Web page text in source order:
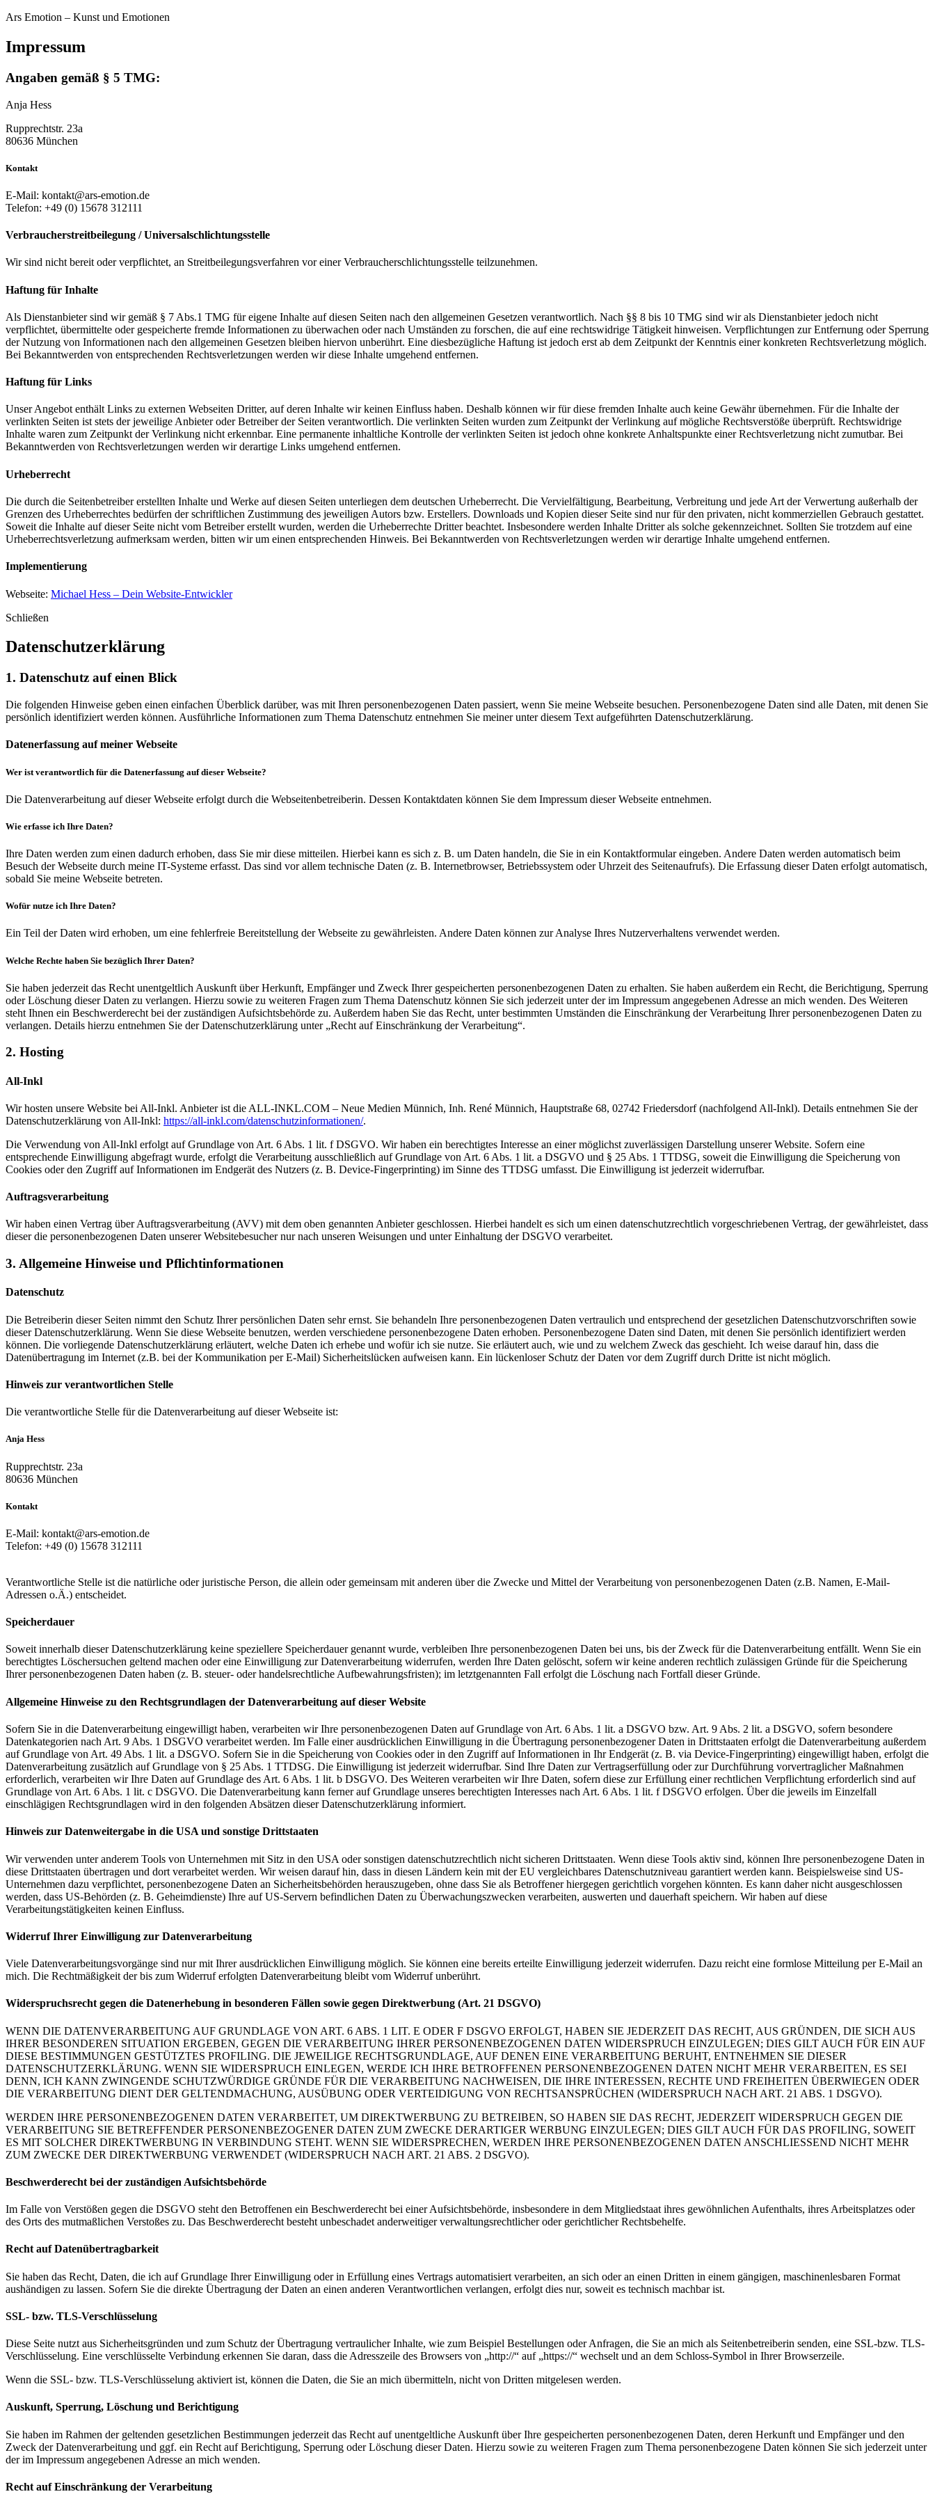
Ars Emotion – Kunst und Emotionen
Impressum
Angaben gemäß § 5 TMG:
Anja Hess
Rupprechtstr. 23a
80636 München
Kontakt
E-Mail: kontakt@ars-emotion.de
Telefon: +49 (0) 15678 312111
Verbraucher­streit­beilegung / Universal­schlichtungs­stelle
Wir sind nicht bereit oder verpflichtet, an Streitbeilegungsverfahren vor einer Verbraucherschlichtungsstelle teilzunehmen.
Haftung für Inhalte
Als Dienstanbieter sind wir gemäß § 7 Abs.1 TMG für eigene Inhalte auf diesen Seiten nach den allgemeinen Gesetzen verantwortlich. Nach §§ 8 bis 10 TMG sind wir als Dienstanbieter jedoch nicht
verpflichtet, übermittelte oder gespeicherte fremde Informationen zu überwachen oder nach Umständen zu forschen, die auf eine rechtswidrige Tätigkeit hinweisen. Verpflichtungen zur Entfernung oder Sperrung
der Nutzung von Informationen nach den allgemeinen Gesetzen bleiben hiervon unberührt. Eine diesbezügliche Haftung ist jedoch erst ab dem Zeitpunkt der Kenntnis einer konkreten Rechtsverletzung möglich.
Bei Bekanntwerden von entsprechenden Rechtsverletzungen werden wir diese Inhalte umgehend entfernen.
Haftung für Links
Unser Angebot enthält Links zu externen Webseiten Dritter, auf deren Inhalte wir keinen Einfluss haben. Deshalb können wir für diese fremden Inhalte auch keine Gewähr übernehmen. Für die Inhalte der
verlinkten Seiten ist stets der jeweilige Anbieter oder Betreiber der Seiten verantwortlich. Die verlinkten Seiten wurden zum Zeitpunkt der Verlinkung auf mögliche Rechtsverstöße überprüft. Rechtswidrige
Inhalte waren zum Zeitpunkt der Verlinkung nicht erkennbar. Eine permanente inhaltliche Kontrolle der verlinkten Seiten ist jedoch ohne konkrete Anhaltspunkte einer Rechtsverletzung nicht zumutbar. Bei
Bekanntwerden von Rechtsverletzungen werden wir derartige Links umgehend entfernen.
Urheberrecht
Die durch die Seitenbetreiber erstellten Inhalte und Werke auf diesen Seiten unterliegen dem deutschen Urheberrecht. Die Vervielfältigung, Bearbeitung, Verbreitung und jede Art der Verwertung außerhalb der
Grenzen des Urheberrechtes bedürfen der schriftlichen Zustimmung des jeweiligen Autors bzw. Erstellers. Downloads und Kopien dieser Seite sind nur für den privaten, nicht kommerziellen Gebrauch gestattet.
Soweit die Inhalte auf dieser Seite nicht vom Betreiber erstellt wurden, werden die Urheberrechte Dritter beachtet. Insbesondere werden Inhalte Dritter als solche gekennzeichnet. Sollten Sie trotzdem auf eine
Urheberrechtsverletzung aufmerksam werden, bitten wir um einen entsprechenden Hinweis. Bei Bekanntwerden von Rechtsverletzungen werden wir derartige Inhalte umgehend entfernen.
Implementierung
Webseite: Michael Hess – Dein Website-Entwickler
Schließen
Daten­schutz­erklärung
1. Datenschutz auf einen Blick
Die folgenden Hinweise geben einen einfachen Überblick darüber, was mit Ihren personenbezogenen Daten passiert, wenn Sie meine Webseite besuchen. Personenbezogene Daten sind alle Daten, mit denen Sie
persönlich identifiziert werden können. Ausführliche Informationen zum Thema Datenschutz entnehmen Sie meiner unter diesem Text aufgeführten Datenschutzerklärung.
Datenerfassung auf meiner Webseite
Wer ist verantwortlich für die Datenerfassung auf dieser Webseite?
Die Datenverarbeitung auf dieser Webseite erfolgt durch die Webseitenbetreiberin. Dessen Kontaktdaten können Sie dem Impressum dieser Webseite entnehmen.
Wie erfasse ich Ihre Daten?
Ihre Daten werden zum einen dadurch erhoben, dass Sie mir diese mitteilen. Hierbei kann es sich z. B. um Daten handeln, die Sie in ein Kontaktformular eingeben. Andere Daten werden automatisch beim
Besuch der Webseite durch meine IT-Systeme erfasst. Das sind vor allem technische Daten (z. B. Internetbrowser, Betriebssystem oder Uhrzeit des Seitenaufrufs). Die Erfassung dieser Daten erfolgt automatisch,
sobald Sie meine Webseite betreten.
Wofür nutze ich Ihre Daten?
Ein Teil der Daten wird erhoben, um eine fehlerfreie Bereitstellung der Webseite zu gewährleisten. Andere Daten können zur Analyse Ihres Nutzerverhaltens verwendet werden.
Welche Rechte haben Sie bezüglich Ihrer Daten?
Sie haben jederzeit das Recht unentgeltlich Auskunft über Herkunft, Empfänger und Zweck Ihrer gespeicherten personenbezogenen Daten zu erhalten. Sie haben außerdem ein Recht, die Berichtigung, Sperrung
oder Löschung dieser Daten zu verlangen. Hierzu sowie zu weiteren Fragen zum Thema Datenschutz können Sie sich jederzeit unter der im Impressum angegebenen Adresse an mich wenden. Des Weiteren
steht Ihnen ein Beschwerderecht bei der zuständigen Aufsichtsbehörde zu. Außerdem haben Sie das Recht, unter bestimmten Umständen die Einschränkung der Verarbeitung Ihrer personenbezogenen Daten zu
verlangen. Details hierzu entnehmen Sie der Datenschutzerklärung unter „Recht auf Einschränkung der Verarbeitung“.
2. Hosting
All-Inkl
Wir hosten unsere Website bei All-Inkl. Anbieter ist die ALL-INKL.COM – Neue Medien Münnich, Inh. René Münnich, Hauptstraße 68, 02742 Friedersdorf (nachfolgend All-Inkl). Details entnehmen Sie der
Datenschutzerklärung von All-Inkl: https://all-inkl.com/datenschutzinformationen/.
Die Verwendung von All-Inkl erfolgt auf Grundlage von Art. 6 Abs. 1 lit. f DSGVO. Wir haben ein berechtigtes Interesse an einer möglichst zuverlässigen Darstellung unserer Website. Sofern eine
entsprechende Einwilligung abgefragt wurde, erfolgt die Verarbeitung ausschließlich auf Grundlage von Art. 6 Abs. 1 lit. a DSGVO und § 25 Abs. 1 TTDSG, soweit die Einwilligung die Speicherung von
Cookies oder den Zugriff auf Informationen im Endgerät des Nutzers (z. B. Device-Fingerprinting) im Sinne des TTDSG umfasst. Die Einwilligung ist jederzeit widerrufbar.
Auftragsverarbeitung
Wir haben einen Vertrag über Auftragsverarbeitung (AVV) mit dem oben genannten Anbieter geschlossen. Hierbei handelt es sich um einen datenschutzrechtlich vorgeschriebenen Vertrag, der gewährleistet, dass
dieser die personenbezogenen Daten unserer Websitebesucher nur nach unseren Weisungen und unter Einhaltung der DSGVO verarbeitet.
3. Allgemeine Hinweise und Pflichtinformationen
Datenschutz
Die Betreiberin dieser Seiten nimmt den Schutz Ihrer persönlichen Daten sehr ernst. Sie behandeln Ihre personenbezogenen Daten vertraulich und entsprechend der gesetzlichen Datenschutzvorschriften sowie
dieser Datenschutzerklärung. Wenn Sie diese Webseite benutzen, werden verschiedene personenbezogene Daten erhoben. Personenbezogene Daten sind Daten, mit denen Sie persönlich identifiziert werden
können. Die vorliegende Datenschutzerklärung erläutert, welche Daten ich erhebe und wofür ich sie nutze. Sie erläutert auch, wie und zu welchem Zweck das geschieht. Ich weise darauf hin, dass die
Datenübertragung im Internet (z.B. bei der Kommunikation per E-Mail) Sicherheitslücken aufweisen kann. Ein lückenloser Schutz der Daten vor dem Zugriff durch Dritte ist nicht möglich.
Hinweis zur verantwortlichen Stelle
Die verantwortliche Stelle für die Datenverarbeitung auf dieser Webseite ist:
Anja Hess
Rupprechtstr. 23a
80636 München
Kontakt
E-Mail: kontakt@ars-emotion.de
Telefon: +49 (0) 15678 312111
Verantwortliche Stelle ist die natürliche oder juristische Person, die allein oder gemeinsam mit anderen über die Zwecke und Mittel der Verarbeitung von personenbezogenen Daten (z.B. Namen, E-Mail-
Adressen o.Ä.) entscheidet.
Speicherdauer
Soweit innerhalb dieser Datenschutzerklärung keine speziellere Speicherdauer genannt wurde, verbleiben Ihre personenbezogenen Daten bei uns, bis der Zweck für die Datenverarbeitung entfällt. Wenn Sie ein
berechtigtes Löschersuchen geltend machen oder eine Einwilligung zur Datenverarbeitung widerrufen, werden Ihre Daten gelöscht, sofern wir keine anderen rechtlich zulässigen Gründe für die Speicherung
Ihrer personenbezogenen Daten haben (z. B. steuer- oder handelsrechtliche Aufbewahrungsfristen); im letztgenannten Fall erfolgt die Löschung nach Fortfall dieser Gründe.
Allgemeine Hinweise zu den Rechtsgrundlagen der Datenverarbeitung auf dieser Website
Sofern Sie in die Datenverarbeitung eingewilligt haben, verarbeiten wir Ihre personenbezogenen Daten auf Grundlage von Art. 6 Abs. 1 lit. a DSGVO bzw. Art. 9 Abs. 2 lit. a DSGVO, sofern besondere
Datenkategorien nach Art. 9 Abs. 1 DSGVO verarbeitet werden. Im Falle einer ausdrücklichen Einwilligung in die Übertragung personenbezogener Daten in Drittstaaten erfolgt die Datenverarbeitung außerdem
auf Grundlage von Art. 49 Abs. 1 lit. a DSGVO. Sofern Sie in die Speicherung von Cookies oder in den Zugriff auf Informationen in Ihr Endgerät (z. B. via Device-Fingerprinting) eingewilligt haben, erfolgt die
Datenverarbeitung zusätzlich auf Grundlage von § 25 Abs. 1 TTDSG. Die Einwilligung ist jederzeit widerrufbar. Sind Ihre Daten zur Vertragserfüllung oder zur Durchführung vorvertraglicher Maßnahmen
erforderlich, verarbeiten wir Ihre Daten auf Grundlage des Art. 6 Abs. 1 lit. b DSGVO. Des Weiteren verarbeiten wir Ihre Daten, sofern diese zur Erfüllung einer rechtlichen Verpflichtung erforderlich sind auf
Grundlage von Art. 6 Abs. 1 lit. c DSGVO. Die Datenverarbeitung kann ferner auf Grundlage unseres berechtigten Interesses nach Art. 6 Abs. 1 lit. f DSGVO erfolgen. Über die jeweils im Einzelfall
einschlägigen Rechtsgrundlagen wird in den folgenden Absätzen dieser Datenschutzerklärung informiert.
Hinweis zur Datenweitergabe in die USA und sonstige Drittstaaten
Wir verwenden unter anderem Tools von Unternehmen mit Sitz in den USA oder sonstigen datenschutzrechtlich nicht sicheren Drittstaaten. Wenn diese Tools aktiv sind, können Ihre personenbezogene Daten in
diese Drittstaaten übertragen und dort verarbeitet werden. Wir weisen darauf hin, dass in diesen Ländern kein mit der EU vergleichbares Datenschutzniveau garantiert werden kann. Beispielsweise sind US-
Unternehmen dazu verpflichtet, personenbezogene Daten an Sicherheitsbehörden herauszugeben, ohne dass Sie als Betroffener hiergegen gerichtlich vorgehen könnten. Es kann daher nicht ausgeschlossen
werden, dass US-Behörden (z. B. Geheimdienste) Ihre auf US-Servern befindlichen Daten zu Überwachungszwecken verarbeiten, auswerten und dauerhaft speichern. Wir haben auf diese
Verarbeitungstätigkeiten keinen Einfluss.
Widerruf Ihrer Einwilligung zur Datenverarbeitung
Viele Datenverarbeitungsvorgänge sind nur mit Ihrer ausdrücklichen Einwilligung möglich. Sie können eine bereits erteilte Einwilligung jederzeit widerrufen. Dazu reicht eine formlose Mitteilung per E-Mail an
mich. Die Rechtmäßigkeit der bis zum Widerruf erfolgten Datenverarbeitung bleibt vom Widerruf unberührt.
Widerspruchsrecht gegen die Datenerhebung in besonderen Fällen sowie gegen Direktwerbung (Art. 21 DSGVO)
WENN DIE DATENVERARBEITUNG AUF GRUNDLAGE VON ART. 6 ABS. 1 LIT. E ODER F DSGVO ERFOLGT, HABEN SIE JEDERZEIT DAS RECHT, AUS GRÜNDEN, DIE SICH AUS
IHRER BESONDEREN SITUATION ERGEBEN, GEGEN DIE VERARBEITUNG IHRER PERSONENBEZOGENEN DATEN WIDERSPRUCH EINZULEGEN; DIES GILT AUCH FÜR EIN AUF
DIESE BESTIMMUNGEN GESTÜTZTES PROFILING. DIE JEWEILIGE RECHTSGRUNDLAGE, AUF DENEN EINE VERARBEITUNG BERUHT, ENTNEHMEN SIE DIESER
DATENSCHUTZERKLÄRUNG. WENN SIE WIDERSPRUCH EINLEGEN, WERDE ICH IHRE BETROFFENEN PERSONENBEZOGENEN DATEN NICHT MEHR VERARBEITEN, ES SEI
DENN, ICH KANN ZWINGENDE SCHUTZWÜRDIGE GRÜNDE FÜR DIE VERARBEITUNG NACHWEISEN, DIE IHRE INTERESSEN, RECHTE UND FREIHEITEN ÜBERWIEGEN ODER
DIE VERARBEITUNG DIENT DER GELTENDMACHUNG, AUSÜBUNG ODER VERTEIDIGUNG VON RECHTSANSPRÜCHEN (WIDERSPRUCH NACH ART. 21 ABS. 1 DSGVO).
WERDEN IHRE PERSONENBEZOGENEN DATEN VERARBEITET, UM DIREKTWERBUNG ZU BETREIBEN, SO HABEN SIE DAS RECHT, JEDERZEIT WIDERSPRUCH GEGEN DIE
VERARBEITUNG SIE BETREFFENDER PERSONENBEZOGENER DATEN ZUM ZWECKE DERARTIGER WERBUNG EINZULEGEN; DIES GILT AUCH FÜR DAS PROFILING, SOWEIT
ES MIT SOLCHER DIREKTWERBUNG IN VERBINDUNG STEHT. WENN SIE WIDERSPRECHEN, WERDEN IHRE PERSONENBEZOGENEN DATEN ANSCHLIESSEND NICHT MEHR Z
UM ZWECKE DER DIREKTWERBUNG VERWENDET (WIDERSPRUCH NACH ART. 21 ABS. 2 DSGVO).
Beschwerderecht bei der zuständigen Aufsichtsbehörde
Im Falle von Verstößen gegen die DSGVO steht den Betroffenen ein Beschwerderecht bei einer Aufsichtsbehörde, insbesondere in dem Mitgliedstaat ihres gewöhnlichen Aufenthalts, ihres Arbeitsplatzes oder
des Orts des mutmaßlichen Verstoßes zu. Das Beschwerderecht besteht unbeschadet anderweitiger verwaltungsrechtlicher oder gerichtlicher Rechtsbehelfe.
Recht auf Datenübertragbarkeit
Sie haben das Recht, Daten, die ich auf Grundlage Ihrer Einwilligung oder in Erfüllung eines Vertrags automatisiert verarbeiten, an sich oder an einen Dritten in einem gängigen, maschinenlesbaren Format
aushändigen zu lassen. Sofern Sie die direkte Übertragung der Daten an einen anderen Verantwortlichen verlangen, erfolgt dies nur, soweit es technisch machbar ist.
SSL- bzw. TLS-Verschlüsselung
Diese Seite nutzt aus Sicherheitsgründen und zum Schutz der Übertragung vertraulicher Inhalte, wie zum Beispiel Bestellungen oder Anfragen, die Sie an mich als Seitenbetreiberin senden, eine SSL-bzw. TLS-
Verschlüsselung. Eine verschlüsselte Verbindung erkennen Sie daran, dass die Adresszeile des Browsers von „http://“ auf „https://“ wechselt und an dem Schloss-Symbol in Ihrer Browserzeile.
Wenn die SSL- bzw. TLS-Verschlüsselung aktiviert ist, können die Daten, die Sie an mich übermitteln, nicht von Dritten mitgelesen werden.
Auskunft, Sperrung, Löschung und Berichtigung
Sie haben im Rahmen der geltenden gesetzlichen Bestimmungen jederzeit das Recht auf unentgeltliche Auskunft über Ihre gespeicherten personenbezogenen Daten, deren Herkunft und Empfänger und den
Zweck der Datenverarbeitung und ggf. ein Recht auf Berichtigung, Sperrung oder Löschung dieser Daten. Hierzu sowie zu weiteren Fragen zum Thema personenbezogene Daten können Sie sich jederzeit unter
der im Impressum angegebenen Adresse an mich wenden.
Recht auf Einschränkung der Verarbeitung